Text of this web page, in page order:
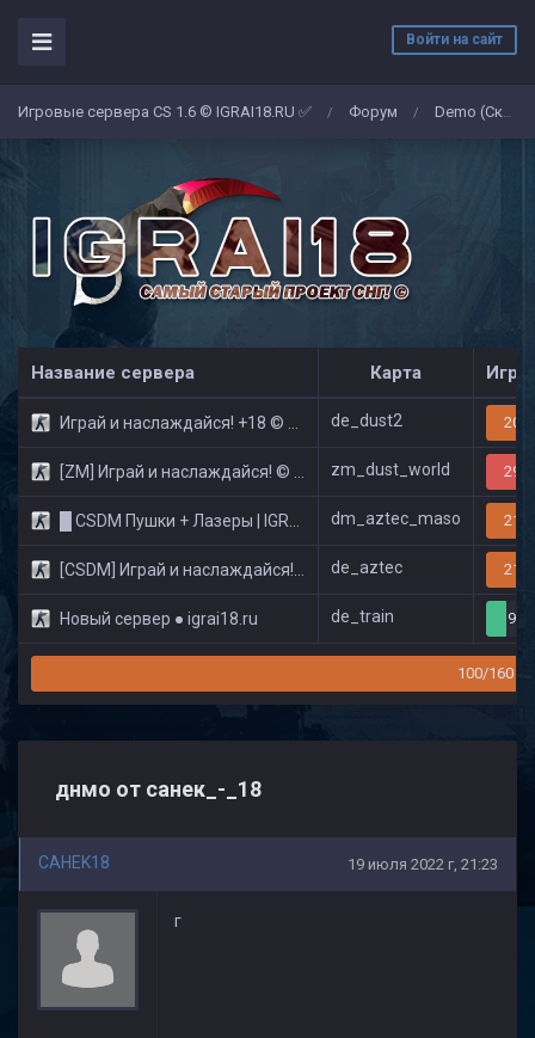
Войти на сайт
Игровые сервера CS 1.6 © IGRAI18.RU ✅ / Форум / Demo (Скриншоты)
Название сервера Карта
Играй и наслаждайся! +18 © Public de_dust2 20/
[ZM] Играй и наслаждайся! © Zombie Show zm_dust_world 29/
█ CSDM Пушки + Лазеры | IGRAI18.RU ツ █ dm_aztec_maso 21/
[CSDM] Играй и наслаждайся! © Classic de_aztec 21/
Новый сервер ● igrai18.ru de_train 9/
100/160
днмо от санек_-_18
CAHEK18 19 июля 2022 г, 21:23
г